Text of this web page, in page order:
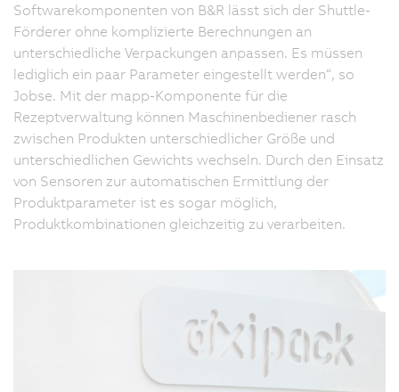
Softwarekomponenten von B&R lässt sich der Shuttle-
Förderer ohne komplizierte Berechnungen an
unterschiedliche Verpackungen anpassen. Es müssen
lediglich ein paar Parameter eingestellt werden“, so
Jobse. Mit der mapp-Komponente für die
Rezeptverwaltung können Maschinenbediener rasch
zwischen Produkten unterschiedlicher Größe und
unterschiedlichen Gewichts wechseln. Durch den Einsatz
von Sensoren zur automatischen Ermittlung der
Produktparameter ist es sogar möglich,
Produktkombinationen gleichzeitig zu verarbeiten.